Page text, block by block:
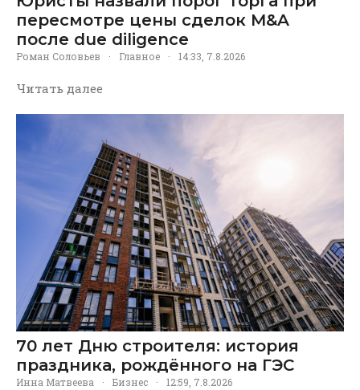
пересмотре цены сделок M&A
после due diligence
Роман Соловьев · Главное · 14:33, 7.8.2026
Читать далее
70 лет Дню строителя: история
праздника, рождённого на ГЭС
Инна Матвеева · Бизнес · 12:59, 7.8.2026